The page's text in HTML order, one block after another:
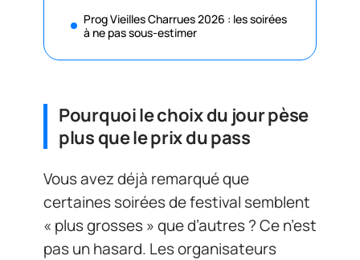
Prog Vieilles Charrues 2026 : les soirées
à ne pas sous-estimer
Pourquoi le choix du jour pèse
plus que le prix du pass
Vous avez déjà remarqué que
certaines soirées de festival semblent
« plus grosses » que d’autres ? Ce n’est
pas un hasard. Les organisateurs